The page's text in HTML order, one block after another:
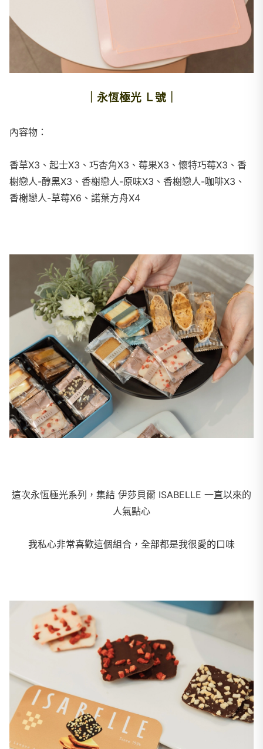
｜永恆極光 Ｌ號｜
內容物：
香草X3、起士X3、巧杏角X3、莓果X3、懷特巧莓X3、香
榭戀人-醇黑X3、香榭戀人-原味X3、香榭戀人-咖啡X3、
香榭戀人-草莓X6、諾葉方舟X4
這次永恆極光系列，集結 伊莎貝爾 ISABELLE 一直以來的
人氣點心
我私心非常喜歡這個組合，全部都是我很愛的口味